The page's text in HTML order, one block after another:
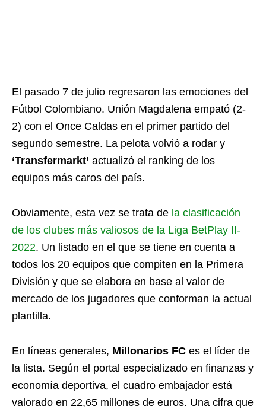
El pasado 7 de julio regresaron las emociones del
Fútbol Colombiano. Unión Magdalena empató (2-
2) con el Once Caldas en el primer partido del
segundo semestre. La pelota volvió a rodar y
‘Transfermarkt’ actualizó el ranking de los
equipos más caros del país.
Obviamente, esta vez se trata de la clasificación
de los clubes más valiosos de la Liga BetPlay II-
2022. Un listado en el que se tiene en cuenta a
todos los 20 equipos que compiten en la Primera
División y que se elabora en base al valor de
mercado de los jugadores que conforman la actual
plantilla.
En líneas generales, Millonarios FC es el líder de
la lista. Según el portal especializado en finanzas y
economía deportiva, el cuadro embajador está
valorado en 22,65 millones de euros. Una cifra que